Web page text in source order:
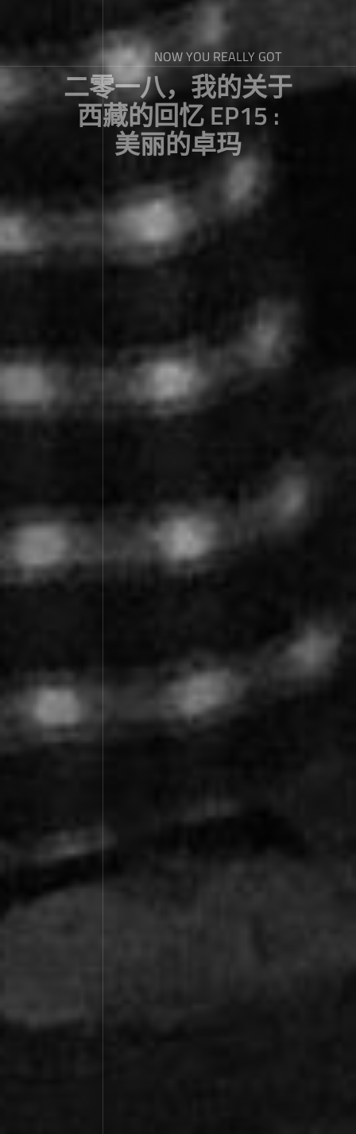
NOW YOU REALLY GOT
二零一八，我的关于
西藏的回忆 EP15 :
美丽的卓玛